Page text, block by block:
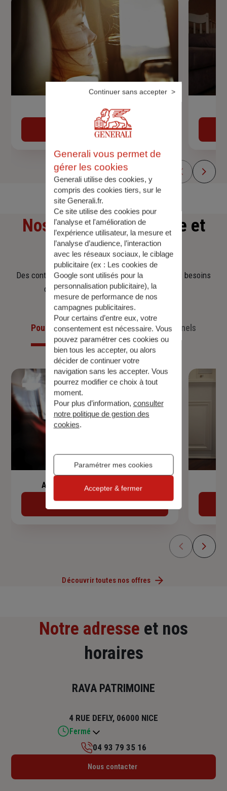
Devis assurance auto
Obtenir une estimation
Nos offresd'assurance et
d'épargne
Des contrats clairs et flexibles pour sécuriser vos besoins
d’aujourd’hui et anticiper ceux de demain.
Pour les particuliersPour les professionnels
Assurance de prêt immobilier
Découvrir
Découvrir toutes nos offres
Notre adresse et nos
horaires
RAVA PATRIMOINE
4 RUE DEFLY, 06000 NICE
Fermé
Lundi : 09h – 12h / 14h – 18h
04 93 79 35 16
Nous contacter
Generali vous permet de
gérer les cookies
Generali utilise des cookies, y
compris des cookies tiers, sur le
site Generali.fr.
Ce site utilise des cookies pour
l’analyse et l'amélioration de
l’expérience utilisateur, la mesure et
l’analyse d’audience, l’interaction
avec les réseaux sociaux, le ciblage
publicitaire (ex : Les cookies de
Google sont utilisés pour la
personnalisation publicitaire), la
mesure de performance de nos
campagnes publicitaires.
Pour certains d’entre eux, votre
consentement est nécessaire. Vous
pouvez paramétrer ces cookies ou
bien tous les accepter, ou alors
décider de continuer votre
navigation sans les accepter. Vous
pourrez modifier ce choix à tout
moment.
Pour plus d’information, consulter
notre politique de gestion des
cookies.
Paramétrer mes cookies
Continuer sans accepter
Accepter & fermer